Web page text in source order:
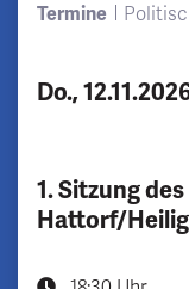
Termine
Do.,
1. Sitzung
Hattorf/